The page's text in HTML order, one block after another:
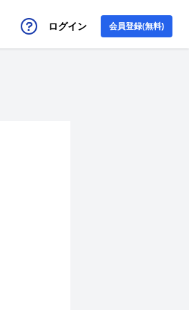
ログイン 会員登録(無料)